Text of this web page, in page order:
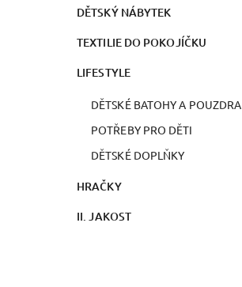
DĚTSKÝ NÁBYTEK
TEXTILIE DO POKOJÍČKU
LIFESTYLE
DĚTSKÉ BATOHY A POUZDRA
POTŘEBY PRO DĚTI
DĚTSKÉ DOPLŇKY
HRAČKY
II. JAKOST